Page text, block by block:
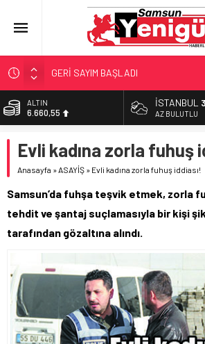
GERİ SAYIM BAŞLADI
SAMSUNSPOR’DA HEDEF 5’İNCİLİK!
‘BAFRA’YA YATIRIM YAPIN!’
YÖNETİCİ SEÇERKEN YAPILAN EN
ALTIN
6.660,55
13.779,39
DOLAR
55,1881
İSTANBUL
AZ BULUTLU
Evli kadına zorla fuhuş
Anasayfa »ASAYİŞ » Evli kadına zorla fuhuş iddiası!
Samsun’da fuhşa teşvik etmek, zorla
tehdit ve şantaj suçlamasıyla bir kişi
tarafından gözaltına alındı.